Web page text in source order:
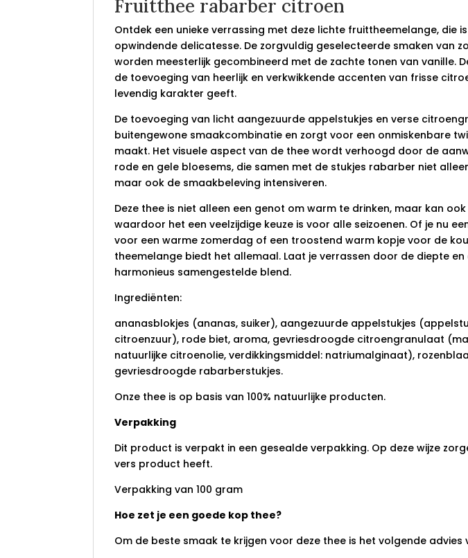
Fruitthee rabarber citroen
Ontdek een unieke verrassing met deze lichte fruittheemelange, die
opwindende delicatesse. De zorgvuldig geselecteerde smaken van
worden meesterlijk gecombineerd met de zachte tonen van vanille.
de toevoeging van heerlijk en verkwikkende accenten van frisse
levendig karakter geeft.
De toevoeging van licht aangezuurde appelstukjes en verse
buitengewone smaakcombinatie en zorgt voor een onmiskenbare
maakt. Het visuele aspect van de thee wordt verhoogd door de
rode en gele bloesems, die samen met de stukjes rabarber niet
maar ook de smaakbeleving intensiveren.
Deze thee is niet alleen een genot om warm te drinken, maar kan
waardoor het een veelzijdige keuze is voor alle seizoenen. Of je nu
voor een warme zomerdag of een troostend warm kopje voor de
theemelange biedt het allemaal. Laat je verrassen door de diepte
harmonieus samengestelde blend.
Ingrediënten:
ananasblokjes (ananas, suiker), aangezuurde appelstukjes
citroenzuur), rode biet, aroma, gevriesdroogde citroengranulaat
natuurlijke citroenolie, verdikkingsmiddel: natriumalginaat),
gevriesdroogde rabarberstukjes.
Onze thee is op basis van 100% natuurlijke producten.
Verpakking
Dit product is verpakt in een gesealde verpakking. Op deze wijze
vers product heeft.
Verpakking van 100 gram
Hoe zet je een goede kop thee?
Om de beste smaak te krijgen voor deze thee is het volgende advies